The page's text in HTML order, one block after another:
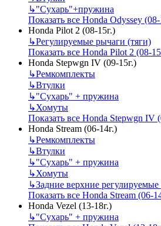
↳"Сухарь"+пружина
Показать все Honda Odyssey (08-
Honda Pilot 2 (08-15г.)
↳Регулируемые рычаги (тяги)
Показать все Honda Pilot 2 (08-
Honda Stepwgn IV (09-15г.)
↳Ремкомплекты
↳Втулки
↳"Сухарь" + пружина
↳Хомуты
Показать все Honda Stepwgn IV
Honda Stream (06-14г.)
↳Ремкомплекты
↳Втулки
↳"Сухарь" + пружина
↳Хомуты
↳Задние верхние
Показать все Honda Stream (06-
Honda Vezel (13-18г.)
↳"Сухарь" + пружина